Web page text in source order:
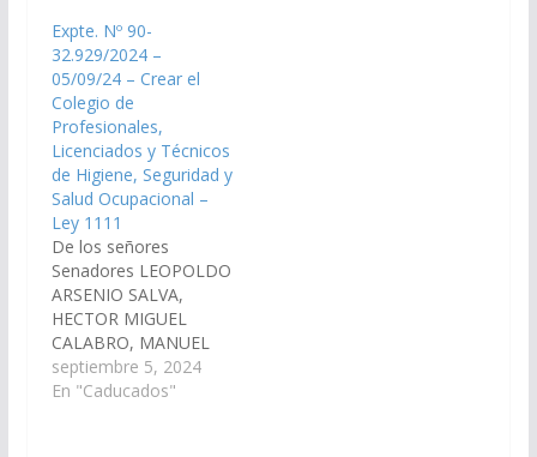
GONZALO CARO
DAVALOS, DANI RAUL
NOLASCO, GUSTAVO
MARCELO CARRIZO, y
LEOPOLDO ARSENIO
SALVA, RESUELVEN:
Artículo 1°.- Créase el
Programa de Visitas,
Capacitación y
Difusión de la…
Expte. Nº 90-
32.929/2024 –
05/09/24 – Crear el
Colegio de
Profesionales,
Licenciados y Técnicos
de Higiene, Seguridad y
Salud Ocupacional –
Ley 1111
De los señores
Senadores LEOPOLDO
ARSENIO SALVA,
HECTOR MIGUEL
CALABRO, MANUEL
OSCAR PAILLER, y la
señora
septiembre 5, 2024
En "Caducados"